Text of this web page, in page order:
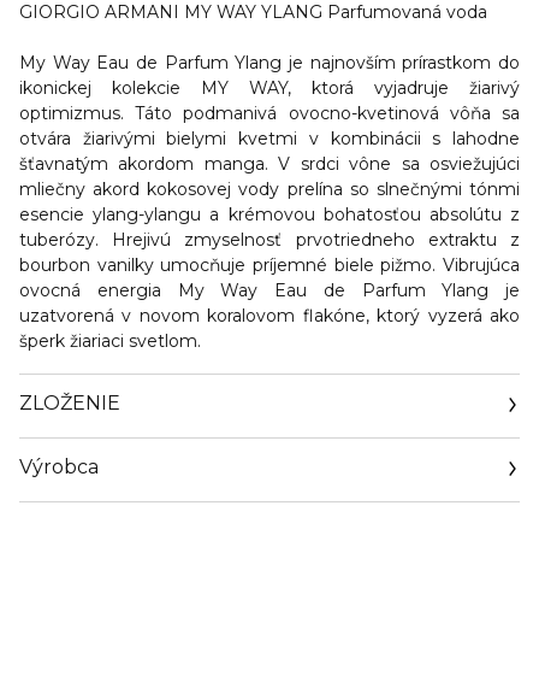
GIORGIO ARMANI MY WAY YLANG Parfumovaná voda
My Way Eau de Parfum Ylang je najnovším prírastkom do
ikonickej kolekcie MY WAY, ktorá vyjadruje žiarivý
optimizmus. Táto podmanivá ovocno-kvetinová vôňa sa
otvára žiarivými bielymi kvetmi v kombinácii s lahodne
šťavnatým akordom manga. V srdci vône sa osviežujúci
mliečny akord kokosovej vody prelína so slnečnými tónmi
esencie ylang-ylangu a krémovou bohatosťou absolútu z
tuberózy. Hrejivú zmyselnosť prvotriedneho extraktu z
bourbon vanilky umocňuje príjemné biele pižmo. Vibrujúca
ovocná energia My Way Eau de Parfum Ylang je
uzatvorená v novom koralovom flakóne, ktorý vyzerá ako
šperk žiariaci svetlom.
ZLOŽENIE
Výrobca